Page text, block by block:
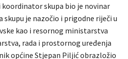
skupa bio je novinar
skupu je nazočio i prigodne riječi u
kao i resornog ministarstva
rada i prostornog uređenja
općine Stjepan Piljić obrazložio